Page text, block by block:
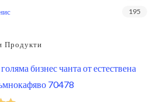
195
Продукти
бизнес чанта от естествена
70478